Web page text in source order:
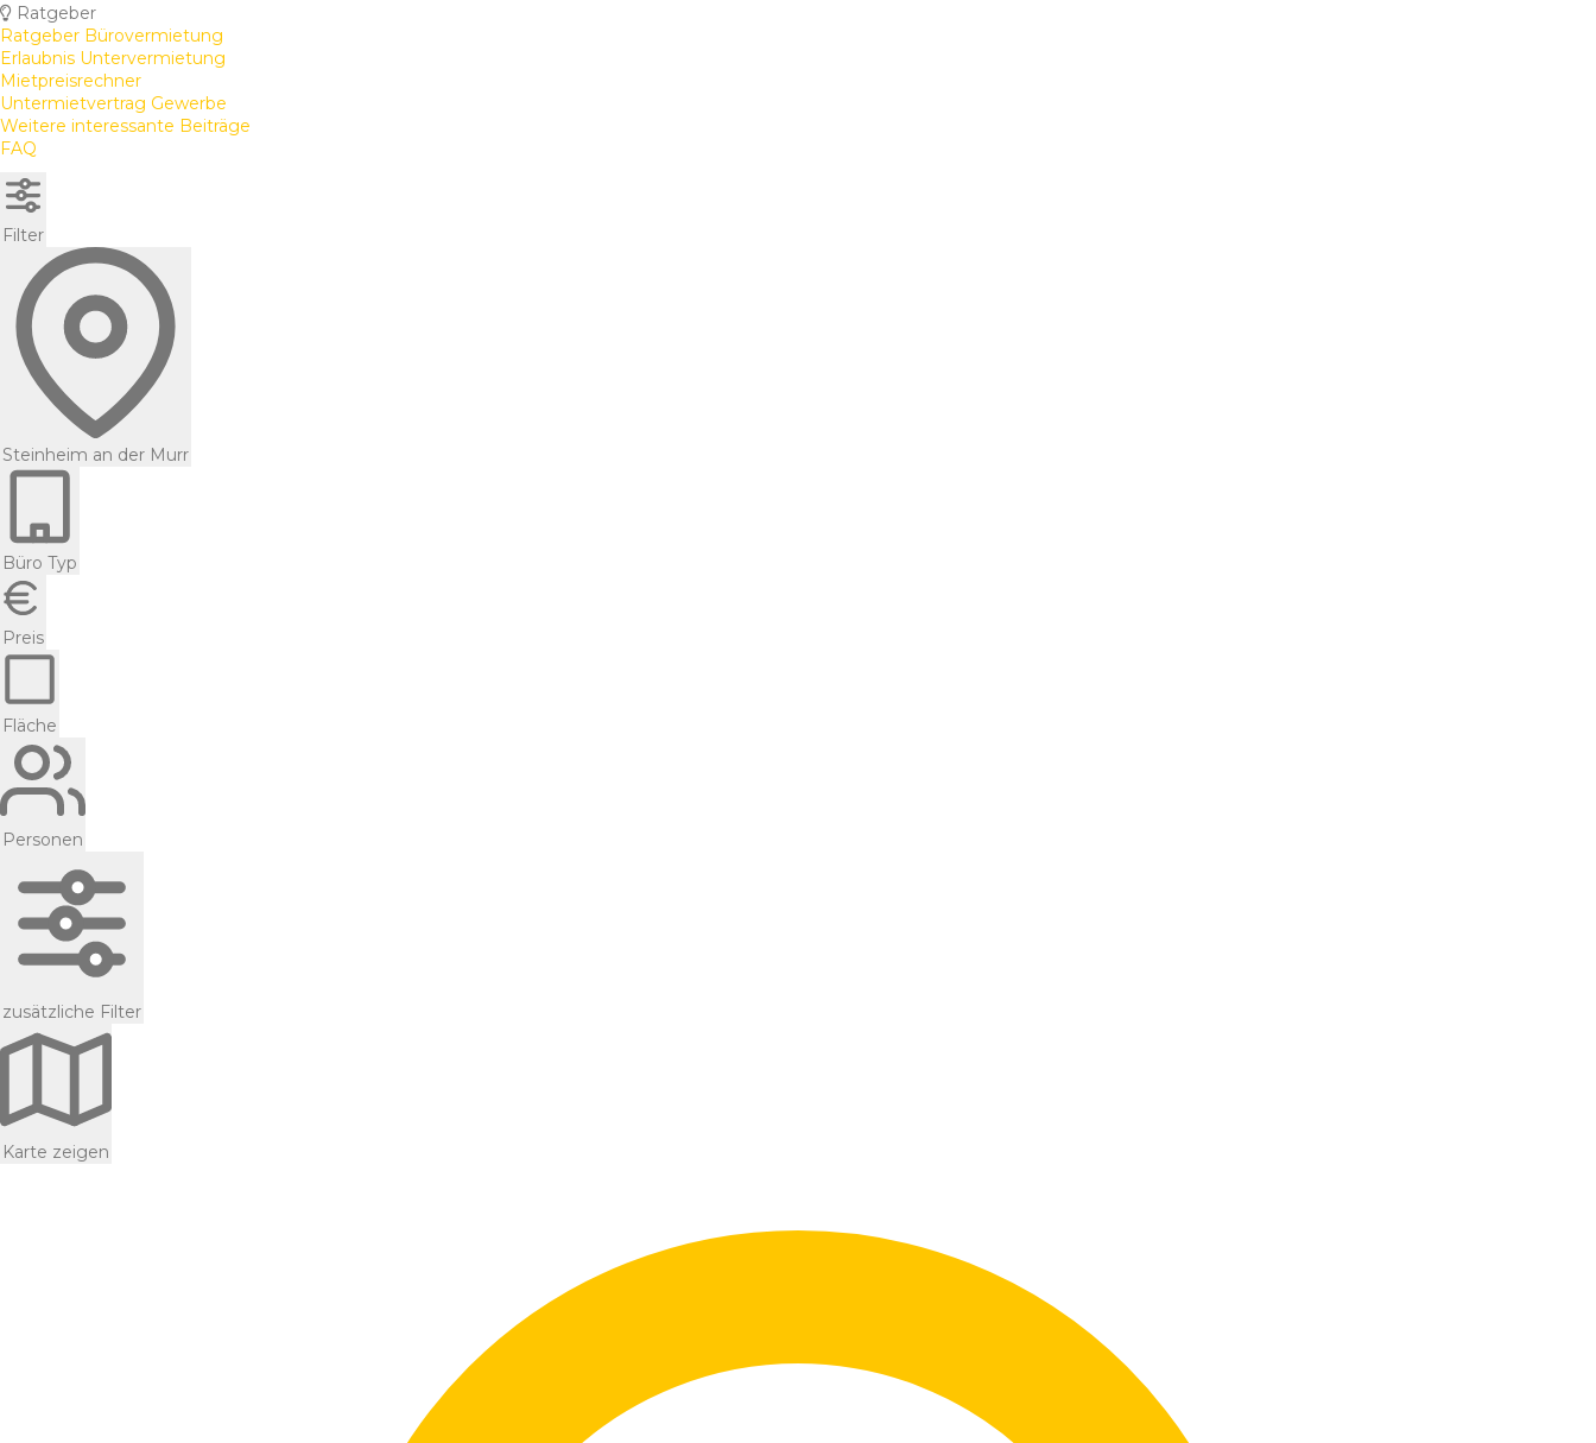
Ratgeber
Ratgeber Bürovermietung
Erlaubnis Untervermietung
Mietpreisrechner
Untermietvertrag Gewerbe
Weitere interessante Beiträge
FAQ
Filter
Steinheim an der Murr
Büro Typ
Preis
Fläche
Personen
zusätzliche Filter
Karte zeigen